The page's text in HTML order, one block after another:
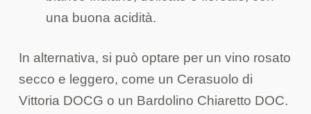
una buona acidità.
In alternativa, si può optare per un vino rosato
secco e leggero, come un Cerasuolo di
Vittoria DOCG o un Bardolino Chiaretto DOC.